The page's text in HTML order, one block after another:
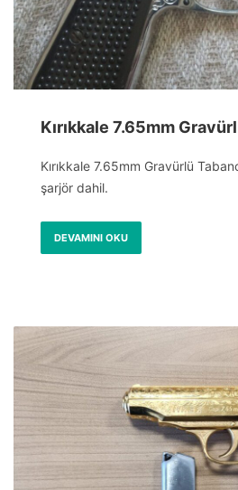
Kırıkkale 7.65mm
Kırıkkale 7.65mm Gravürlü
şarjör dahil.
DEVAMINI OKU